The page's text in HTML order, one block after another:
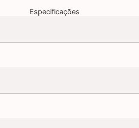
Especificações